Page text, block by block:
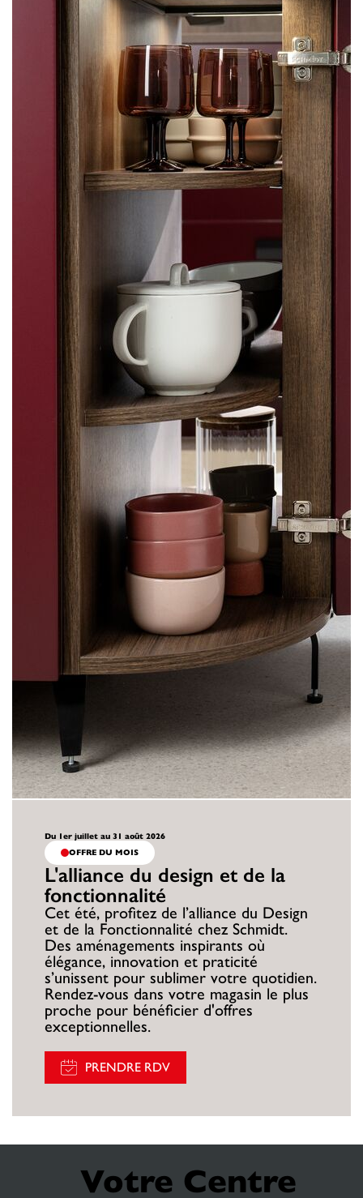
Du 1er juillet au 31 août 2026
OFFRE DU MOIS
L'alliance du design et de la
fonctionnalité
Cet été, profitez de l’alliance du Design
et de la Fonctionnalité chez Schmidt.
Des aménagements inspirants où
élégance, innovation et praticité
s’unissent pour sublimer votre quotidien.
Rendez-vous dans votre magasin le plus
proche pour bénéficier d'offres
exceptionnelles.
PRENDRE RDV
Votre Centre